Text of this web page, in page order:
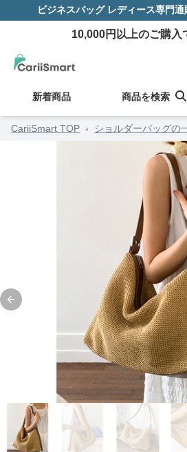
ビジネスバッグ レディース専門通
10,000円以上のご購入
新着商品 商品を検索
CariiSmart TOP › ショルダーバッグの
Previous slide